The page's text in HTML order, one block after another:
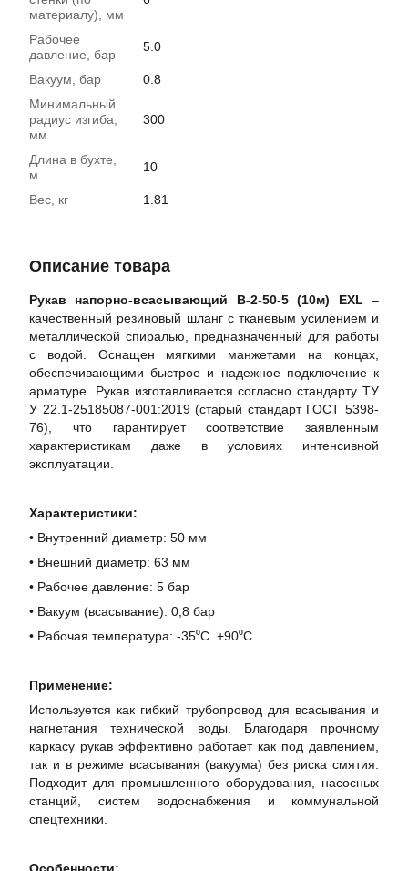
материалу), мм
Рабочее
давление, бар
5.0
Вакуум, бар
0.8
Минимальный
радиус изгиба,
мм
300
Длина в бухте,
м
10
Вес, кг 1.81
Описание товара
Рукав напорно-всасывающий В-2-50-5 (10м) EXL –
качественный резиновый шланг с тканевым усилением и
металлической спиралью, предназначенный для работы
с водой. Оснащен мягкими манжетами на концах,
обеспечивающими быстрое и надежное подключение к
арматуре. Рукав изготавливается согласно стандарту ТУ
У 22.1-25185087-001:2019 (старый стандарт ГОСТ 5398-
76), что гарантирует соответствие заявленным
характеристикам даже в условиях интенсивной
эксплуатации.
Характеристики:
• Внутренний диаметр: 50 мм
• Внешний диаметр: 63 мм
• Рабочее давление: 5 бар
• Вакуум (всасывание): 0,8 бар
• Рабочая температура: -35⁰С..+90⁰С
Применение:
Используется как гибкий трубопровод для всасывания и
нагнетания технической воды. Благодаря прочному
каркасу рукав эффективно работает как под давлением,
так и в режиме всасывания (вакуума) без риска смятия.
Подходит для промышленного оборудования, насосных
станций, систем водоснабжения и коммунальной
спецтехники.